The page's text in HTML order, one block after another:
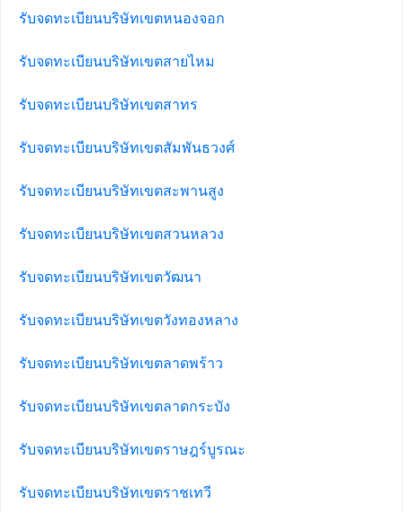
รับจดทะเบียนบริษัทเขตหนองจอก
รับจดทะเบียนบริษัทเขตสายไหม
รับจดทะเบียนบริษัทเขตสาทร
รับจดทะเบียนบริษัทเขตสัมพันธวงศ์
รับจดทะเบียนบริษัทเขตสะพานสูง
รับจดทะเบียนบริษัทเขตสวนหลวง
รับจดทะเบียนบริษัทเขตวัฒนา
รับจดทะเบียนบริษัทเขตวังทองหลาง
รับจดทะเบียนบริษัทเขตลาดพร้าว
รับจดทะเบียนบริษัทเขตลาดกระบัง
รับจดทะเบียนบริษัทเขตราษฎร์บูรณะ
รับจดทะเบียนบริษัทเขตราชเทวี